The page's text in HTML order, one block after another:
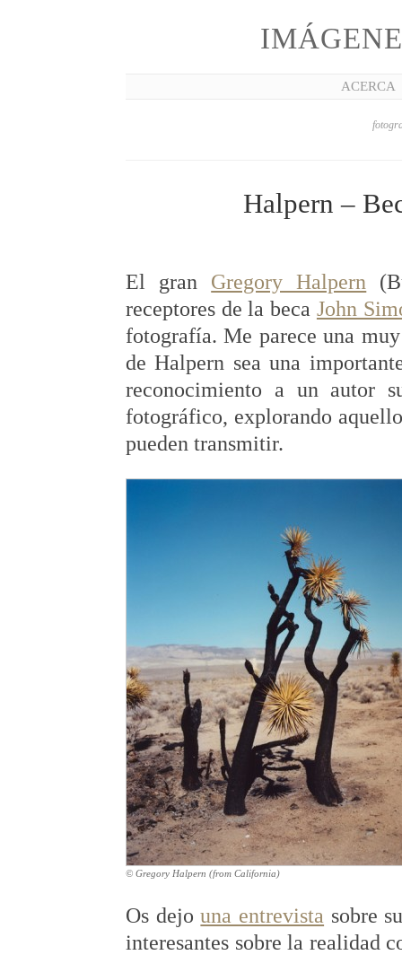
ACERCA
Halpern –
El gran Gregory Halpern
receptores de la beca John
fotografía. Me parece una
de Halpern sea una
reconocimiento a un autor
fotográfico, explorando
pueden transmitir.
© Gregory Halpern (from California)
Os dejouna entrevista sobre
interesantes sobre la realidad